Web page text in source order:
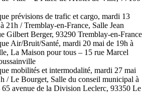
prévisions de trafic et cargo, mardi 13
21h / Tremblay-en-France, Salle Jean
Gilbert Berger, 93290 Tremblay-en-France
Air/Bruit/Santé, mardi 20 mai de 19h à
La Maison pour tous – 15 rue Marcel
mobilités et intermodalité, mardi 27 mai
/ Le Bourget, Salle du conseil municipal à
avenue de la Division Leclerc, 93350 Le